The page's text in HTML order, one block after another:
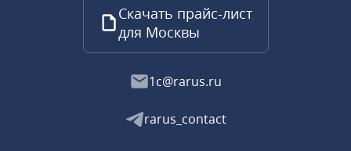
Скачать прайс-лист
для Москвы
1c@rarus.ru
rarus_contact